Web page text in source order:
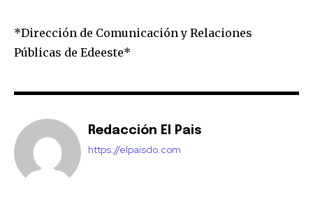
*Dirección de Comunicación y Relaciones
Públicas de Edeeste*
Redacción El Pais
https://elpaisdo.com